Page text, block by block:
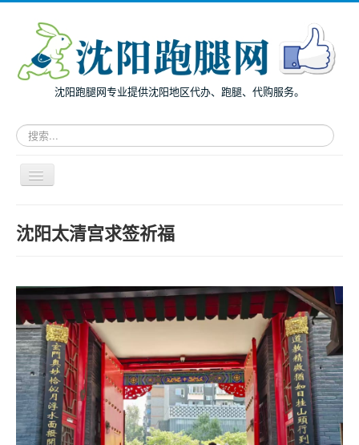
沈阳跑腿网专业提供沈阳地区代办、跑腿、代购服务。
请
输
键
索
跑
务
导
航
面向个人
跑腿案例
服务指南
兔度动态
跑腿网店
沈阳太清宫求签祈福